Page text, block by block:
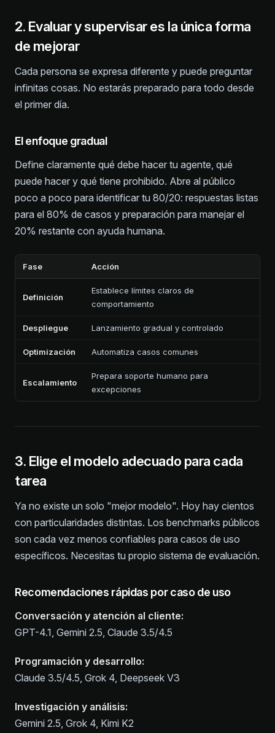
2. Evaluar y supervisar es la única forma
de mejorar
Cada persona se expresa diferente y puede preguntar
infinitas cosas. No estarás preparado para todo desde
el primer día.
El enfoque gradual
Define claramente qué debe hacer tu agente, qué
puede hacer y qué tiene prohibido. Abre al público
poco a poco para identificar tu 80/20: respuestas listas
para el 80% de casos y preparación para manejar el
20% restante con ayuda humana.
Fase Acción
Definición
Establece límites claros de
comportamiento
Despliegue Lanzamiento gradual y controlado
Optimización Automatiza casos comunes
Escalamiento
Prepara soporte humano para
excepciones
3. Elige el modelo adecuado para cada
tarea
Ya no existe un solo "mejor modelo". Hoy hay cientos
con particularidades distintas. Los benchmarks públicos
son cada vez menos confiables para casos de uso
específicos. Necesitas tu propio sistema de evaluación.
Recomendaciones rápidas por caso de uso
Conversación y atención al cliente:
GPT-4.1, Gemini 2.5, Claude 3.5/4.5
Programación y desarrollo:
Claude 3.5/4.5, Grok 4, Deepseek V3
Investigación y análisis:
Gemini 2.5, Grok 4, Kimi K2